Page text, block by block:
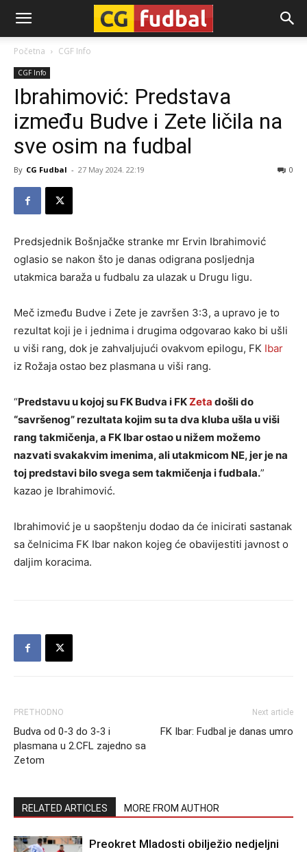
CG-
Fudbal
Početna CGF Info
CGF Info
Ibrahimović: Predstava
između Budve i Zete ličila na
sve osim na fudbal
By CG Fudbal - 27 May 2024. 22:19 0
Predsjednik Bošnjačke stranke mr Ervin Ibrahimović
oglasio se nakon što je danas odigrana posljednja
utakmica baraža u fudbalu za ulazak u Drugu ligu.
Meč između Budve i Zete je završen 3:3, a upravo je to
rezultat koji je i jednima i drugima odgovarao kako bi ušli
u viši rang, dok je zahvaljujući ovakvom epilogu, FK Ibar
iz Rožaja ostao bez plasmana u viši rang.
“Predstavu u kojoj su FK Budva i FKZeta došli do
“savršenog” rezultata kojim su ta dva kluba ušla u viši
rang takmičenja, a FK Ibar ostao u nižem možemo
nazvati svakakvim imenima, ali utakmicom NE, jer je na
toj predstavi bilo svega sem takmičenja i fudbala.”
kazao je Ibrahimović.
Ibrahimović je u saopštenju dodao da će inicirati sastanak
sa čelnicima FK Ibar nakon kojeg će obavijestiti javnost o
daljim koracima.
PRETHODNO
Budva od 0-3 do 3-3 i
plasmana u 2.CFL zajedno sa
Zetom
Next article
FK Ibar: Fudbal je danas umro
RELATED ARTICLES MORE FROM AUTHOR
Preokret Mladosti obilježio nedjeljni